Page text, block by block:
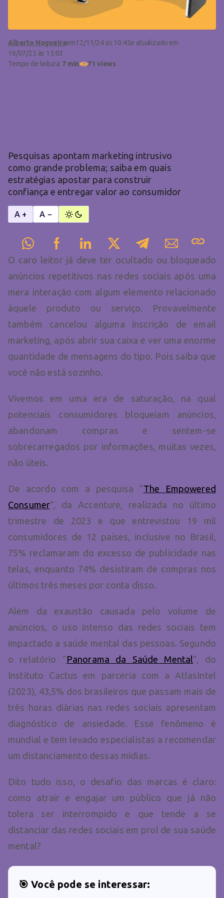
Alberto Nogueiraem12/11/24 às 10:45e atualizado em
16/07/25 às 15:03
Tempo de leitura: 7 min 71 views
Pesquisas apontam marketing intrusivo
como grande problema; saiba em quais
estratégias apostar para construir
confiança e entregar valor ao consumidor
A + A −
O caro leitor já deve ter ocultado ou bloqueado
anúncios repetitivos nas redes sociais após uma
mera interação com algum elemento relacionado
àquele produto ou serviço. Provavelmente
também cancelou alguma inscrição de email
marketing, após abrir sua caixa e ver uma enorme
quantidade de mensagens do tipo. Pois saiba que
você não está sozinho.
Vivemos em uma era de saturação, na qual
potenciais consumidores bloqueiam anúncios,
abandonam compras e sentem-se
sobrecarregados por informações, muitas vezes,
não úteis.
De acordo com a pesquisa “The Empowered
Consumer”, da Accenture, realizada no último
trimestre de 2023 e que entrevistou 19 mil
consumidores de 12 países, inclusive no Brasil,
75% reclamaram do excesso de publicidade nas
telas, enquanto 74% desistiram de compras nos
últimos três meses por conta disso.
Além da exaustão causada pelo volume de
anúncios, o uso intenso das redes sociais tem
impactado a saúde mental das pessoas. Segundo
o relatório “Panorama da Saúde Mental”, do
Instituto Cactus em parceria com a AtlasIntel
(2023), 43,5% dos brasileiros que passam mais de
três horas diárias nas redes sociais apresentam
diagnóstico de ansiedade. Esse fenômeno é
mundial e tem levado especialistas a recomendar
um distanciamento dessas mídias.
Dito tudo isso, o desafio das marcas é claro:
como atrair e engajar um público que já não
tolera ser interrompido e que tende a se
distanciar das redes sociais em prol de sua saúde
mental?
🎯 Você pode se interessar: